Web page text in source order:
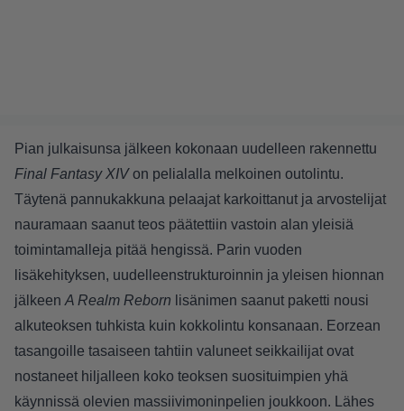
Pian julkaisunsa jälkeen kokonaan uudelleen rakennettu
Final Fantasy XIVon pelialalla melkoinen outolintu.
Täytenä pannukakkuna pelaajat karkoittanut ja arvostelijat
nauramaan saanut teos päätettiin vastoin alan yleisiä
toimintamalleja pitää hengissä. Parin vuoden
lisäkehityksen, uudelleenstrukturoinnin ja yleisen hionnan
jälkeenA Realm Reborn lisänimen saanut paketti nousi
alkuteoksen tuhkista kuin kokkolintu konsanaan. Eorzean
tasangoille tasaiseen tahtiin valuneet seikkailijat ovat
nostaneet hiljalleen koko teoksen suosituimpien yhä
käynnissä olevien massiivimoninpelien joukkoon. Lähes